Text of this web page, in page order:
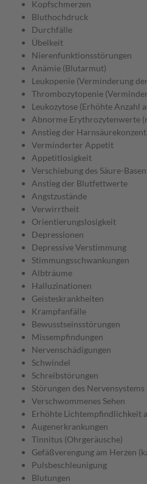
Kopfschmerzen
Bluthochdruck
Durchfälle
Übelkeit
Nierenfunktionsstörungen
Anämie (Blutarmut)
Leukopenie (Verminderung
Thrombozytopenie
Leukozytose (Erhöhte Anzahl
Abnorme Erythrozytenwerte
Anstieg der
Verminderter Appetit
Appetitlosigkeit
Verschiebung des Säure-
Anstieg der Blutfettwerte
Angstzustände
Verwirrtheit
Orientierungslosigkeit
Depressionen
Depressive Verstimmung
Stimmungsschwankungen
Albträume
Halluzinationen
Geisteskrankheiten
Krampfanfälle
Bewusstseinsstörungen
Missempfindungen
Nervenschädigungen
Schwindel
Schreibstörungen
Störungen des Nervensystems
Verschwommenes Sehen
Erhöhte Lichtempfindlichkeit
Augenerkrankungen
Tinnitus (Ohrgeräusche)
Gefäßverengung am Herzen
Pulsbeschleunigung
Blutungen